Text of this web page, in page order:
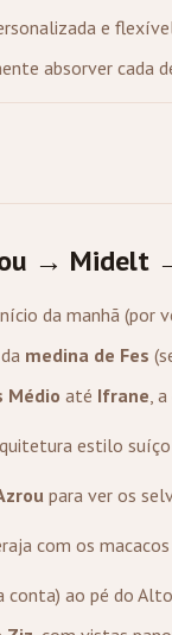
e
absorver cada
→ Midelt
da manhã (por
medina de Fes
Médio até Ifrane,
estilo
para ver os
com os
conta) ao pé do